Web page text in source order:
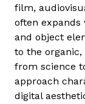
film,
often
and object
to the
from science
approach
digital